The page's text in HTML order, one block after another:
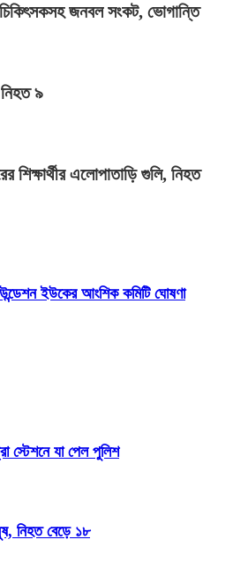
চিকিৎসকসহ জনবল সংকট, ভোগান্তি
নিহত ৯
শিক্ষার্থীর এলোপাতাড়ি গুলি, নিহত
ইউকের আংশিক কমিটি ঘোষণা
স্টেশনে যা পেল পুলিশ
নিহত বেড়ে ১৮